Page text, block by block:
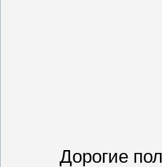
Дорогие